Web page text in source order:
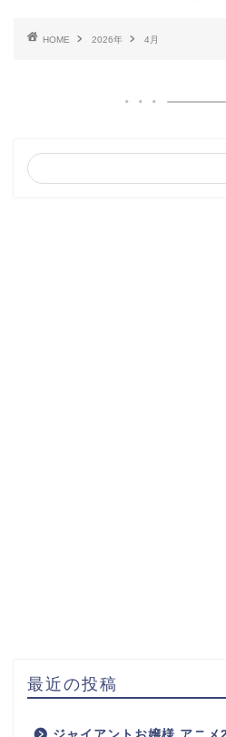
HOME 2026年 4月
最近の投稿